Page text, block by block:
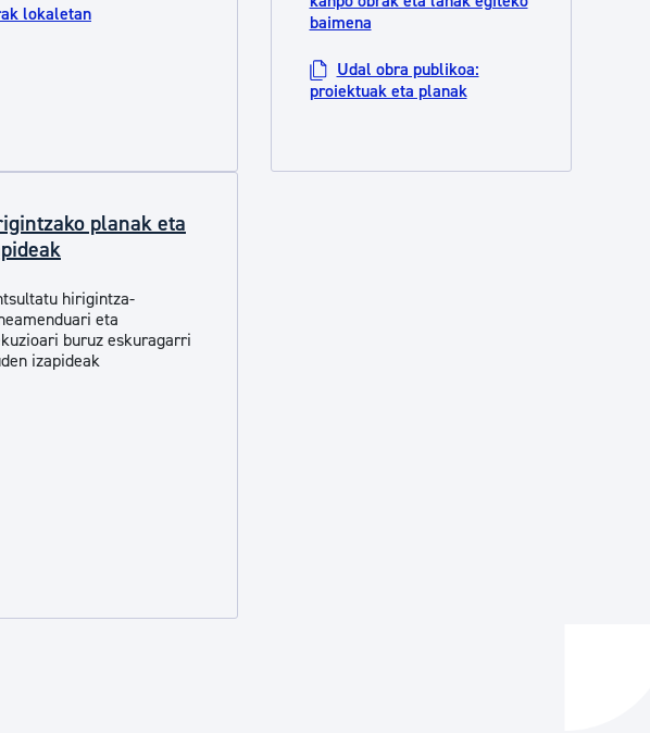
lokaletan
baimena
Udal obra publikoa:
proiektuak eta planak
planak eta
hirigintza-
eta
buruz eskuragarri
izapideak